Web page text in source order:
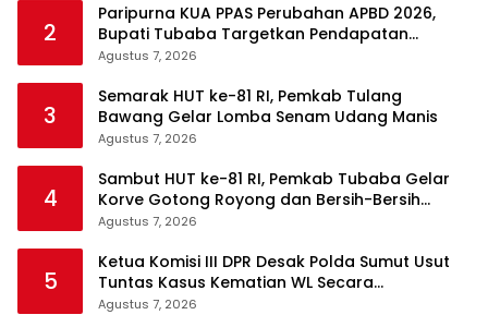
2
Paripurna KUA PPAS Perubahan APBD 2026,
Bupati Tubaba Targetkan Pendapatan
Daerah Rp820,3 Miliar
Agustus 7, 2026
3
Semarak HUT ke-81 RI, Pemkab Tulang
Bawang Gelar Lomba Senam Udang Manis
Agustus 7, 2026
4
Sambut HUT ke-81 RI, Pemkab Tubaba Gelar
Korve Gotong Royong dan Bersih-Bersih
Serentak
Agustus 7, 2026
5
Ketua Komisi III DPR Desak Polda Sumut Usut
Tuntas Kasus Kematian WL Secara
Transparan
Agustus 7, 2026